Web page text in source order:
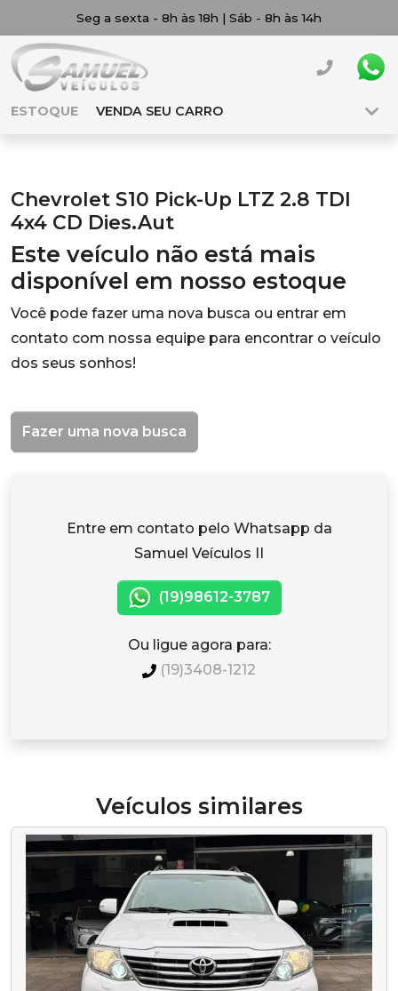
Seg a sexta - 8h às 18h | Sáb - 8h às 14h
ESTOQUE VENDA SEU CARRO
Chevrolet S10 Pick-Up LTZ 2.8 TDI
4x4 CD Dies.Aut
Este veículo não está mais
disponível em nosso estoque
Você pode fazer uma nova busca ou entrar em
contato com nossa equipe para encontrar o veículo
dos seus sonhos!
Fazer uma nova busca
Entre em contato pelo Whatsapp da
Samuel Veículos II
(19)98612-3787
Ou ligue agora para:
(19)3408-1212
Veículos similares